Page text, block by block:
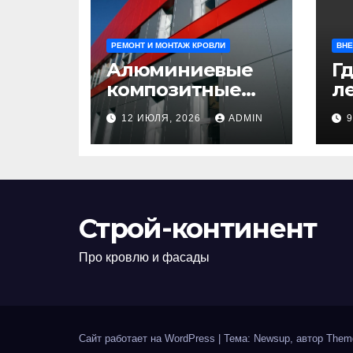
РЕМОНТ И МОНТАЖ КРОВЛИ
Алюминиевые
композитные
панели:
универсальное
решение для
12 ИЮЛЯ, 2026 ADMIN
Строй-континент
Про кровлю и фасады
Сайт работает на WordPress Тема: Newsup, автор